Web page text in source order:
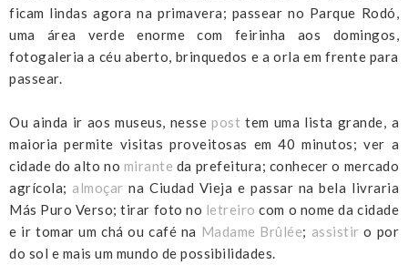
ficam lindas agora na primavera; passear no Parque Rodó,
uma área verde enorme com feirinha aos domingos,
fotogaleria a céu aberto, brinquedos e a orla em frente para
passear.
Ou ainda ir aos museus, nessepost tem uma lista grande, a
maioria permite visitas proveitosas em 40 minutos; ver a
cidade do alto no mirante da prefeitura; conhecer o mercado
agrícola; almoçar na Ciudad Vieja e passar na bela livraria
Más Puro Verso; tirar foto no letreiro com o nome da cidade
e ir tomar um chá ou café na Madame Brûlée; assistir o por
do sol e mais um mundo de possibilidades.